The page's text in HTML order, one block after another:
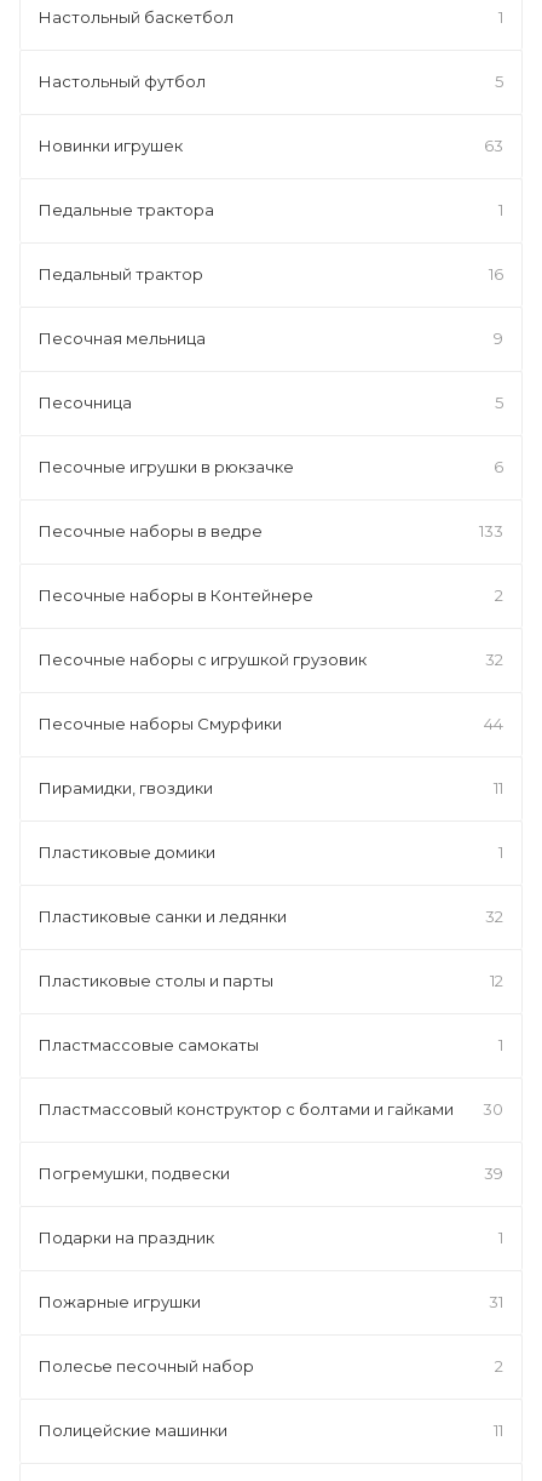
Настольный баскетбол 1
Настольный футбол 5
Новинки игрушек 63
Педальные трактора 1
Педальный трактор 16
Песочная мельница 9
Песочница 5
Песочные игрушки в рюкзачке 6
Песочные наборы в ведре 133
Песочные наборы в Контейнере 2
Песочные наборы с игрушкой грузовик 32
Песочные наборы Смурфики 44
Пирамидки, гвоздики 11
Пластиковые домики 1
Пластиковые санки и ледянки 32
Пластиковые столы и парты 12
Пластмассовые самокаты 1
Пластмассовый конструктор с болтами и гайками 30
Погремушки, подвески 39
Подарки на праздник 1
Пожарные игрушки 31
Полесье песочный набор 2
Полицейские машинки 11